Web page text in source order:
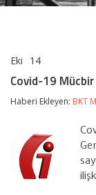
Eki 14
Mücbir
Sebep
Takvimi
Covid-19
Haberi Ekleyen: BKT